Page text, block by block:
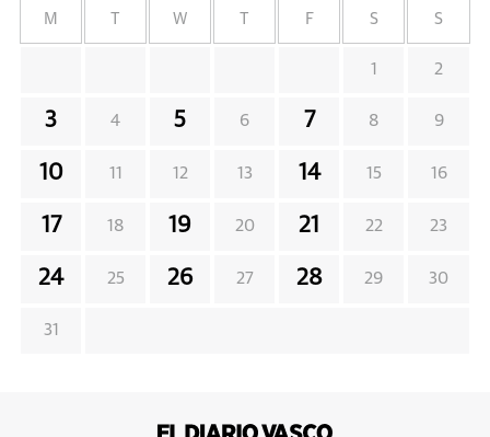
M W F S S
1 2
3 4 5 6 7 8 9
10 11 12 13 14 15 16
17 18 19 20 21 22 23
24 25 26 27 28 29 30
31